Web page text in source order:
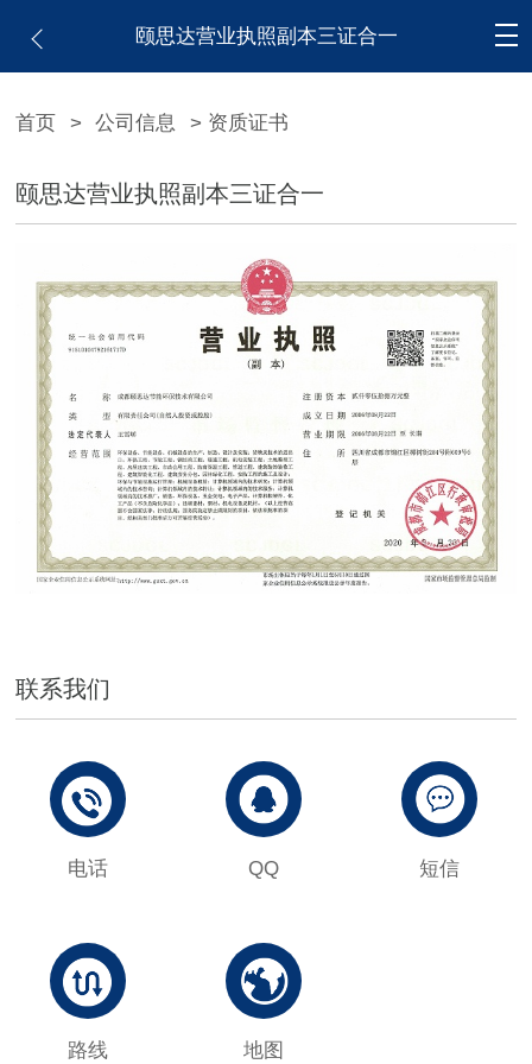
颐思达营业执照副本三证合一
首页 > 公司信息 > 资质证书
颐思达营业执照副本三证合一
联系我们
电话 QQ 短信
路线 地图